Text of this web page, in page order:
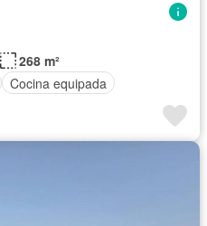
268 m²
Cocina equipada